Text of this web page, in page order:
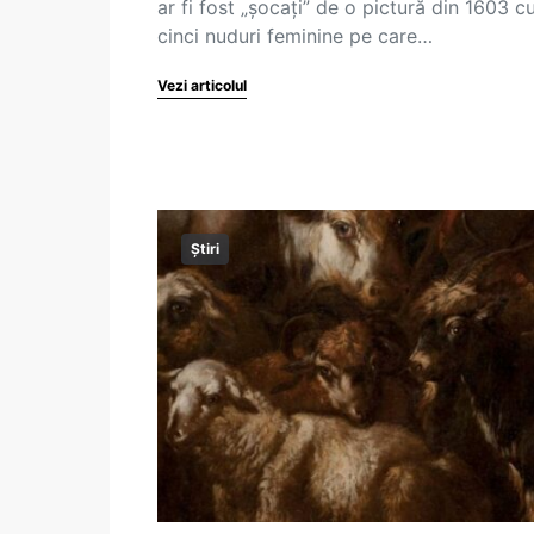
ar fi fost „șocați” de o pictură din 1603
cinci nuduri feminine pe care…
Vezi articolul
Știri